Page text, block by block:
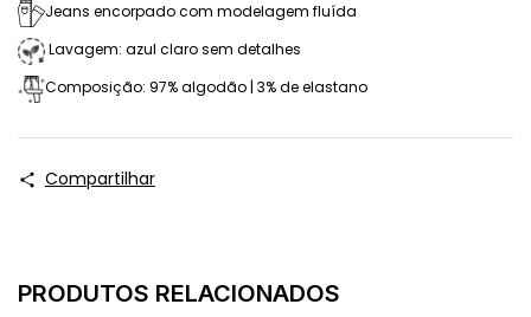
Jeans encorpado com modelagem fluída
Lavagem: azul claro sem detalhes
Composição: 97% algodão | 3% de elastano
Compartilhar
PRODUTOS RELACIONADOS